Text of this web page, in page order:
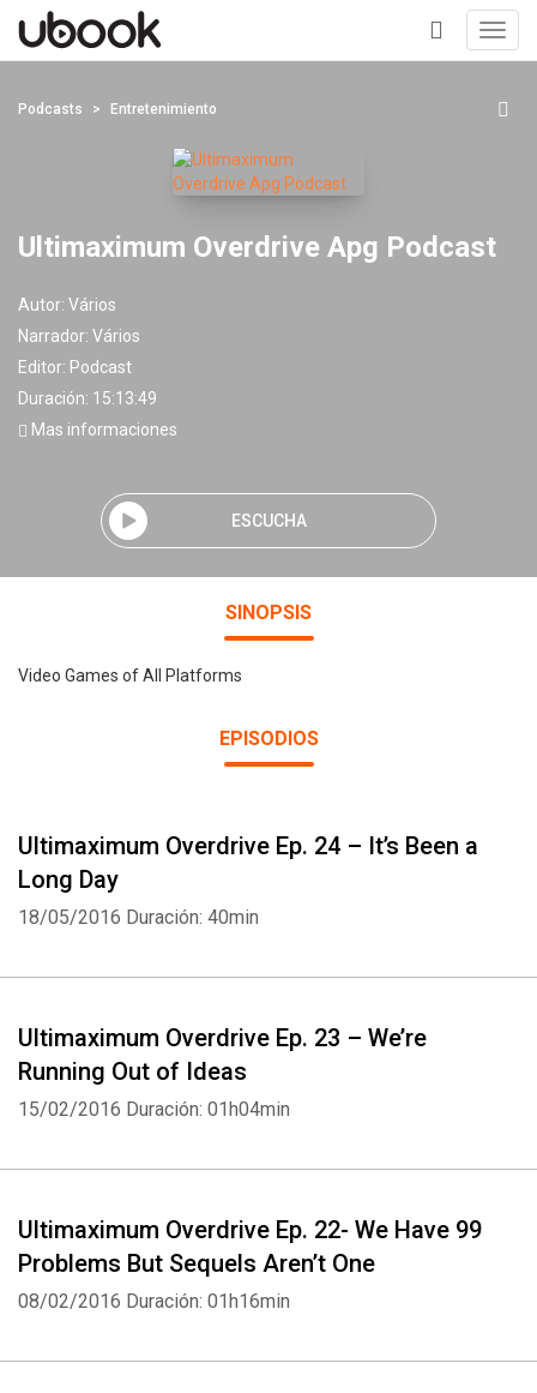
+
Podcasts Entretenimiento
Ultimaximum Overdrive Apg Podcast
Autor: Vários
Narrador: Vários
Editor: Podcast
Duración: 15:13:49
Mas informaciones
ESCUCHA
SINOPSIS
Video Games of All Platforms
EPISODIOS
Ultimaximum Overdrive Ep. 24 – It’s Been a
Long Day
18/05/2016 Duración: 40min
Ultimaximum Overdrive Ep. 23 – We’re
Running Out of Ideas
15/02/2016 Duración: 01h04min
Ultimaximum Overdrive Ep. 22- We Have 99
Problems But Sequels Aren’t One
08/02/2016 Duración: 01h16min